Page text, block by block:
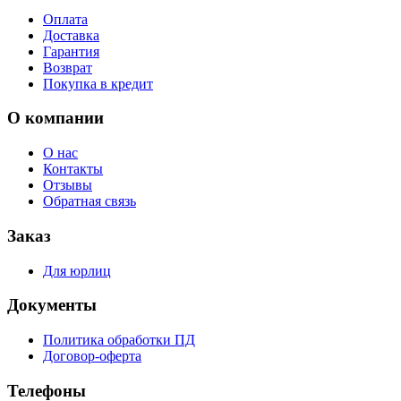
Оплата
Доставка
Гарантия
Возврат
Покупка в кредит
О компании
О нас
Контакты
Отзывы
Обратная связь
Заказ
Для юрлиц
Документы
Политика обработки ПД
Договор-оферта
Телефоны